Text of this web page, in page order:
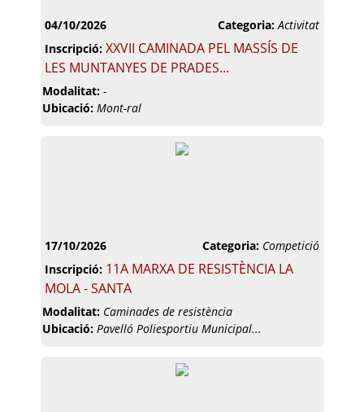
04/10/2026 Categoria: Activitat
Inscripció: XXVII CAMINADA PEL MASSÍS DE
LES MUNTANYES DE PRADES...
Modalitat: -
Ubicació: Mont-ral
17/10/2026 Categoria: Competició
Inscripció: 11A MARXA DE RESISTÈNCIA LA
MOLA - SANTA
Modalitat: Caminades de resistència
Ubicació: Pavelló Poliesportiu Municipal...